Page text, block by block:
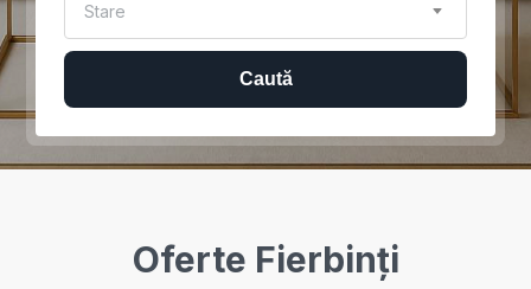
Stare
Caută
Oferte Fierbinți